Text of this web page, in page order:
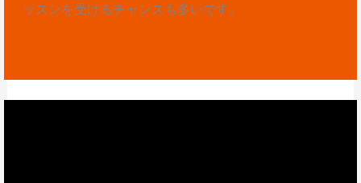
ッスンを受けるチャンスも多いです。